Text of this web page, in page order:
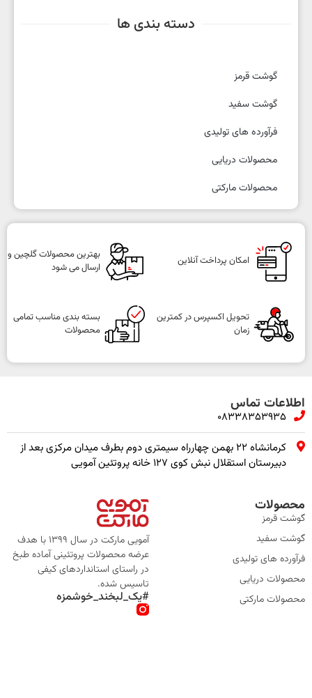
دسته بندی ها
گوشت قرمز
گوشت سفید
فرآورده های تولیدی
محصولات دریایی
محصولات مارکتی
امکان پرداخت آنلاین
بهترین محصولات گلچین و
ارسال می شود
تحویل اکسپرس در کمترین
زمان
بسته بندی مناسب تمامی
محصولات
اطلاعات تماس
08338353935
کرمانشاه ۲۲ بهمن چهارراه سیمتری دوم بطرف میدان مرکزی بعد از
دبیرستان استقلال نبش کوی ۱۲۷ خانه پروتئین آمویی
محصولات
گوشت قرمز
گوشت سفید
فرآورده های تولیدی
محصولات دریایی
محصولات مارکتی
آمویی مارکت در سال 1399 با هدف
عرضه محصولات پروتئینی آماده طبخ
در راستای استانداردهای کیفی
تاسیس شده.
#یک_لبخند_خوشمزه